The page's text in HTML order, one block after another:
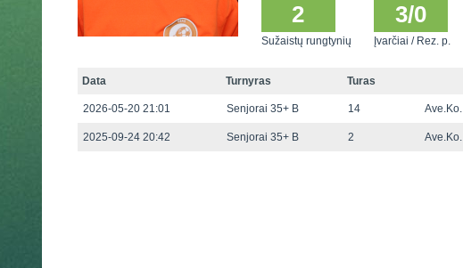
2
Sužaistų rungtynių
3/0
Įvarčiai / Rez. p.
Data Turnyras Turas
2026-05-20 21:01 Senjorai 35+ B 14 Ave.Ko.
2025-09-24 20:42 Senjorai 35+ B 2 Ave.Ko.